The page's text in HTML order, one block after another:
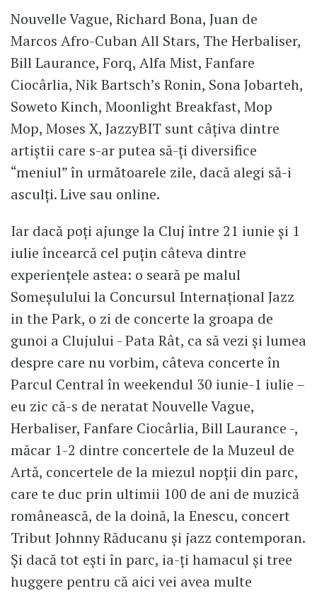
Nouvelle Vague, Richard Bona, Juan de
Marcos Afro-Cuban All Stars, The Herbaliser,
Bill Laurance, Forq, Alfa Mist, Fanfare
Ciocârlia, Nik Bartsch’s Ronin, Sona Jobarteh,
Soweto Kinch, Moonlight Breakfast, Mop
Mop, Moses X, JazzyBIT sunt câțiva dintre
artiștii care s-ar putea să-ți diversifice
“meniul” în următoarele zile, dacă alegi să-i
asculți. Live sau online.
Iar dacă poți ajunge la Cluj între 21 iunie și 1
iulie încearcă cel puțin câteva dintre
experiențele astea: o seară pe malul
Someșulului la Concursul Internațional Jazz
in the Park, o zi de concerte la groapa de
gunoi a Clujului - Pata Rât, ca să vezi și lumea
despre care nu vorbim, câteva concerte în
Parcul Central în weekendul 30 iunie-1 iulie –
eu zic că-s de neratat Nouvelle Vague,
Herbaliser, Fanfare Ciocârlia, Bill Laurance -,
măcar 1-2 dintre concertele de la Muzeul de
Artă, concertele de la miezul nopții din parc,
care te duc prin ultimii 100 de ani de muzică
românească, de la doină, la Enescu, concert
Tribut Johnny Răducanu și jazz contemporan.
Și dacă tot ești în parc, ia-ți hamacul și tree
huggere pentru că aici vei avea multe